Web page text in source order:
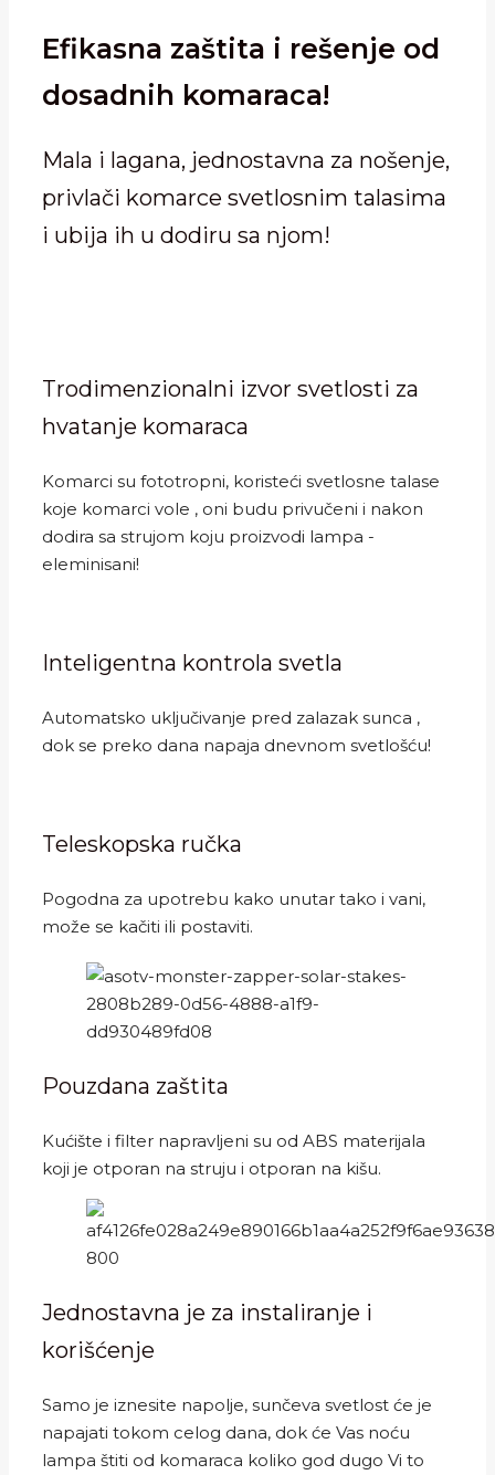
je
3,000.00 RSD.
je:
1,899.00 RSD.
Efikasna zaštita i rešenje od
dosadnih komaraca!
Mala i lagana, jednostavna za nošenje,
privlači komarce svetlosnim talasima
i ubija ih u dodiru sa njom!
Trodimenzionalni izvor svetlosti za
hvatanje komaraca
Komarci su fototropni, koristeći svetlosne talase
koje komarci vole , oni budu privučeni i nakon
dodira sa strujom koju proizvodi lampa -
eleminisani!
Inteligentna kontrola svetla
Automatsko uključivanje pred zalazak sunca ,
dok se preko dana napaja dnevnom svetlošću!
Teleskopska ručka
Pogodna za upotrebu kako unutar tako i vani,
može se kačiti ili postaviti.
Pouzdana zaštita
Kućište i filter napravljeni su od ABS materijala
koji je otporan na struju i otporan na kišu.
Jednostavna je za instaliranje i
korišćenje
Samo je iznesite napolje, sunčeva svetlost će je
napajati tokom celog dana, dok će Vas noću
lampa štiti od komaraca koliko god dugo Vi to